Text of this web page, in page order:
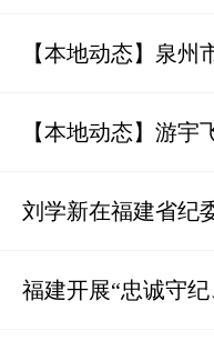
【本地动态】泉
【本地动态】游
刘学新在福建省纪
福建开展“忠诚守